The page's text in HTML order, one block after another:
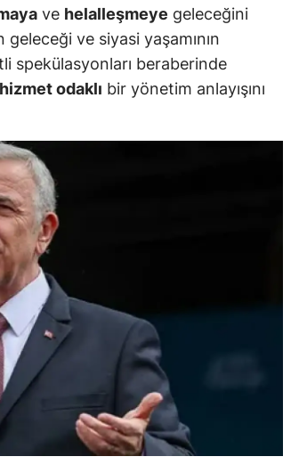
ve helalleşmeye geleceğini
ve siyasi yaşamının
spekülasyonları beraberinde
hizmet odaklı bir yönetim anlayışını